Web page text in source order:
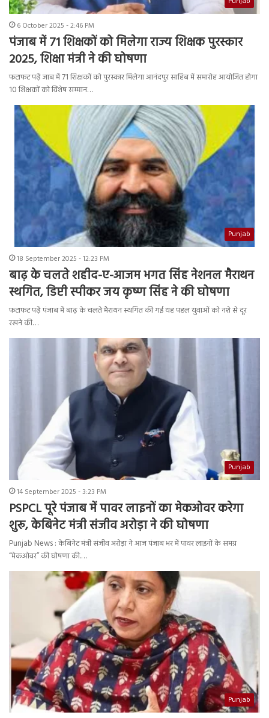
6 October 2025 - 2:46 PM
पंजाब में 71 शिक्षकों को मिलेगा राज्य शिक्षक पुरस्कार
2025, शिक्षा मंत्री ने की घोषणा
फटाफट पढ़ें जाब में 71 शिक्षकों को पुरस्कार मिलेगा आनंदपुर साहिब में समारोह आयोजित होगा
10 शिक्षकों को विशेष सम्मान…
Punjab
18 September 2025 - 12:23 PM
बाढ़ के चलते शहीद-ए-आजम भगत सिंह नेशनल मैराथन
स्थगित, डिप्टी स्पीकर जय कृष्ण सिंह ने की घोषणा
फटाफट पढ़ें पंजाब में बाढ़ के चलते मैराथन स्थगित की गई यह पहल युवाओं को नशे से दूर
रखने की…
Punjab
14 September 2025 - 3:23 PM
PSPCL पूरे पंजाब में पावर लाइनों का मेकओवर करेगा
शुरू, केबिनेट मंत्री संजीव अरोड़ा ने की घोषणा
Punjab News : केबिनेट मंत्री संजीव अरोड़ा ने आज पंजाब भर में पावर लाइनों के समग्र
“मेकओवर” की घोषणा की.…
Punjab